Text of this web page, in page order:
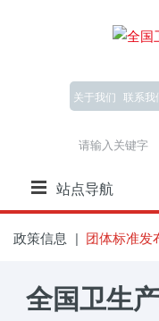
关于我们 联系我
站点导航
政策信息 团体标准发
全国卫生